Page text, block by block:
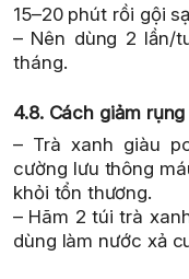
15–20 phút rồi gội
– Nên dùng 2 lần/
tháng.
4.8. Cách giảm
– Trà xanh giàu
cường lưu thông
khỏi tổn thương.
– Hãm 2 túi trà
dùng làm nước xả